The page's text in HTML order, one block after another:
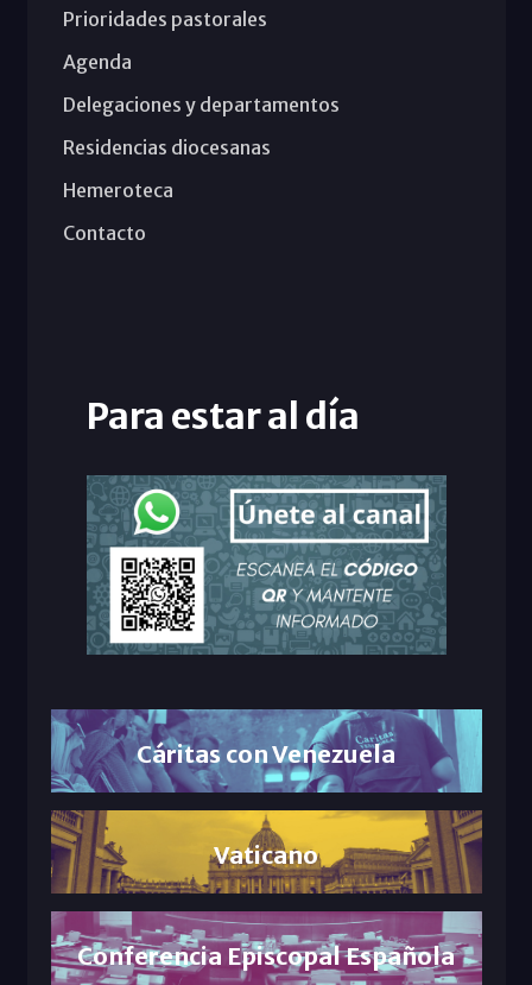
Prioridades pastorales
Agenda
Delegaciones y departamentos
Residencias diocesanas
Hemeroteca
Contacto
Para estar al día
Cáritas con Venezuela
Vaticano
Conferencia Episcopal Española